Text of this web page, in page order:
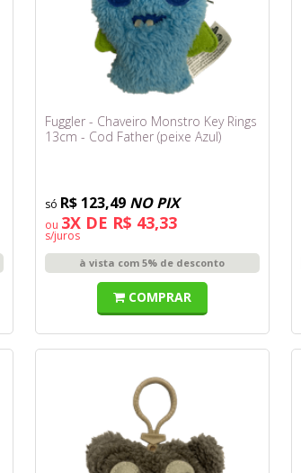
Fuggler - Chaveiro Monstro Key Rings
13cm - Cod Father (peixe Azul)
R$ 123,49 NO PIX
ou 3X DE R$ 43,33
s/juros
à vista com 5% de desconto
COMPRAR